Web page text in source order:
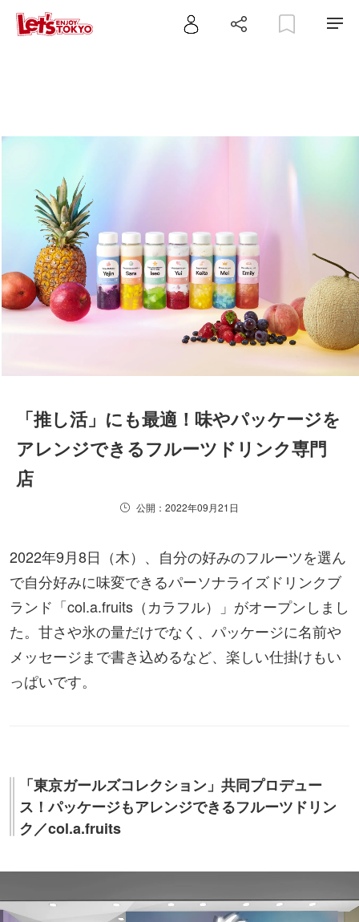
「推し活」にも最適！味やパッケージを
アレンジできるフルーツドリンク専門
店
公開：2022年09月21日
2022年9月8日（木）、自分の好みのフルーツを選ん
で自分好みに味変できるパーソナライズドリンクブ
ランド「col.a.fruits（カラフル）」がオープンしまし
た。甘さや氷の量だけでなく、パッケージに名前や
メッセージまで書き込めるなど、楽しい仕掛けもい
っぱいです。
「東京ガールズコレクション」共同プロデュー
ス！パッケージもアレンジできるフルーツドリン
ク／col.a.fruits